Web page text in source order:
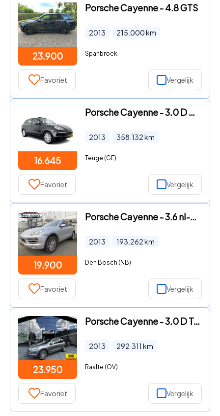
23.900
Porsche Cayenne - 4.8 GTS
2013 215.000km
Spanbroek
Favoriet Vergelijk
16.645
Porsche Cayenne - 3.0 D Aut. *PANO | LEATHER | XENON-PLUS | SPORT-CHRONO | HEA
2013 358.132km
Teuge (GE)
Favoriet Vergelijk
19.900
Porsche Cayenne - 3.6 nl-auto vol opties panorama , zwart leder , originele st
2013 193.262km
Den Bosch (NB)
Favoriet Vergelijk
23.950
Porsche Cayenne - 3.0 D Turbo uitv. Dak Vol uitgerust
2013 292.311 km
Raalte (OV)
Favoriet Vergelijk